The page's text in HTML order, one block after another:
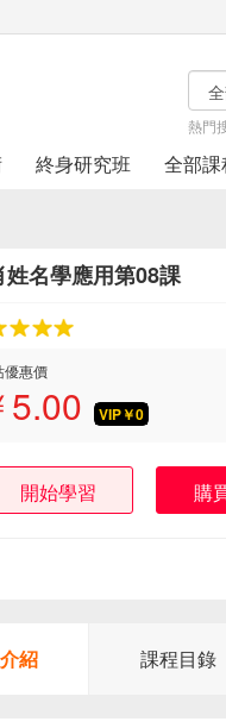
熱門
終身研究班 全部課
姓名學應用第08課
優惠價
5.00 VIP￥0
開始學習 購
紹 課程目錄